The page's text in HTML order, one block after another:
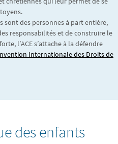
sont des personnes à part entière,
responsabilités et de construire le
l’ACE s’attache à la défendre
Internationale des Droits de
des enfants